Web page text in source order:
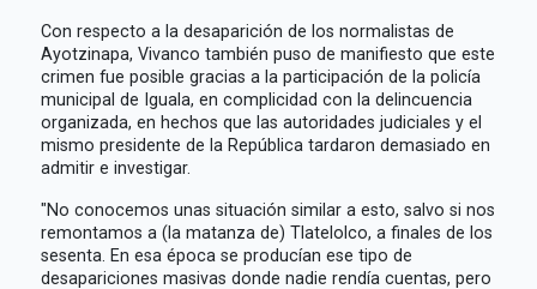
Con respecto a la desaparición de los normalistas de
Ayotzinapa, Vivanco también puso de manifiesto que este
crimen fue posible gracias a la participación de la policía
municipal de Iguala, en complicidad con la delincuencia
organizada, en hechos que las autoridades judiciales y el
mismo presidente de la República tardaron demasiado en
admitir e investigar.
"No conocemos unas situación similar a esto, salvo si nos
remontamos a (la matanza de) Tlatelolco, a finales de los
sesenta. En esa época se producían ese tipo de
desapariciones masivas donde nadie rendía cuentas, pero